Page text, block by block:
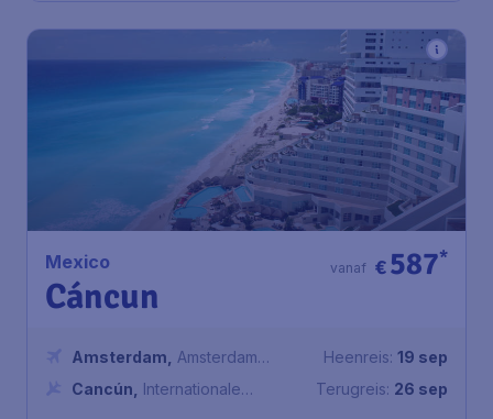
Mexico
Cáncun
€587*
vanaf
Amsterdam
Amsterdam
Airport Schiphol
Cancún
Internationale
Heenreis: 19 sep
Terugreis: 26 sep